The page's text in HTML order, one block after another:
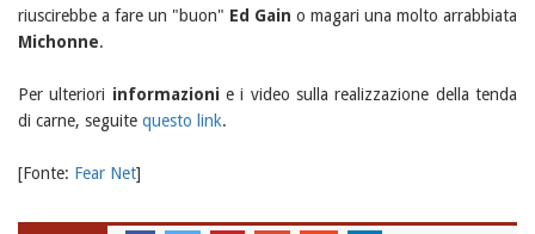
riuscirebbe a fare un "buon" Ed Gain o magari una molto arrabbiata
Michonne.
Per ulteriori informazionie i video sulla realizzazione della tenda
di carne, seguite questo link.
[Fonte: Fear Net]